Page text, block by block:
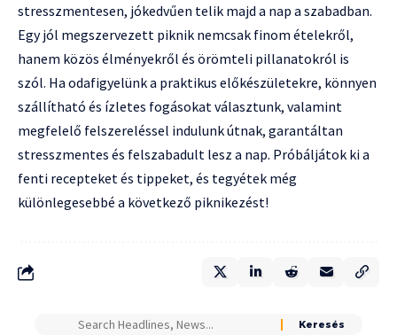
stresszmentesen, jókedvűen telik majd a nap a szabadban.
Egy jól megszervezett piknik nemcsak finom ételekről,
hanem közös élményekről és örömteli pillanatokról is
szól. Ha odafigyelünk a praktikus előkészületekre, könnyen
szállítható és ízletes fogásokat választunk, valamint
megfelelő felszereléssel indulunk útnak, garantáltan
stresszmentes és felszabadult lesz a nap. Próbáljátok ki a
fenti recepteket és tippeket, és tegyétek még
különlegesebbé a következő piknikezést!